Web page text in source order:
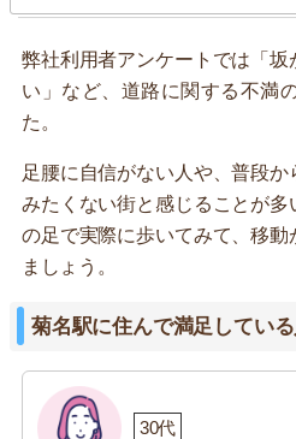
弊社利用者アンケートでは「
い」など、道路に関する不満
た。
足腰に自信がない人や、普段
みたくない街と感じることが
の足で実際に歩いてみて、移動
ましょう。
菊名駅に住んで満足してい
30代